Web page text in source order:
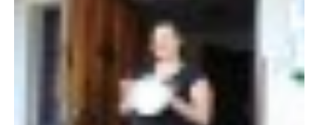
ODKAZY NA WWW.STRÁNKY